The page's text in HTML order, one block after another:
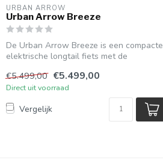
URBAN ARROW
Urban Arrow Breeze
De Urban Arrow Breeze is een compacte
elektrische longtail fiets met de
€5.499,00 €5.499,00
Direct uit voorraad
Vergelijk